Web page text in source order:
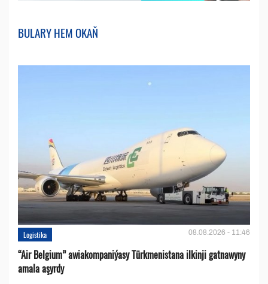
BULARY HEM OKAŇ
Logistika 08.08.2026 - 11:46
“Air Belgium” awiakompaniýasy Türkmenistana ilkinji gatnawyny
amala aşyrdy